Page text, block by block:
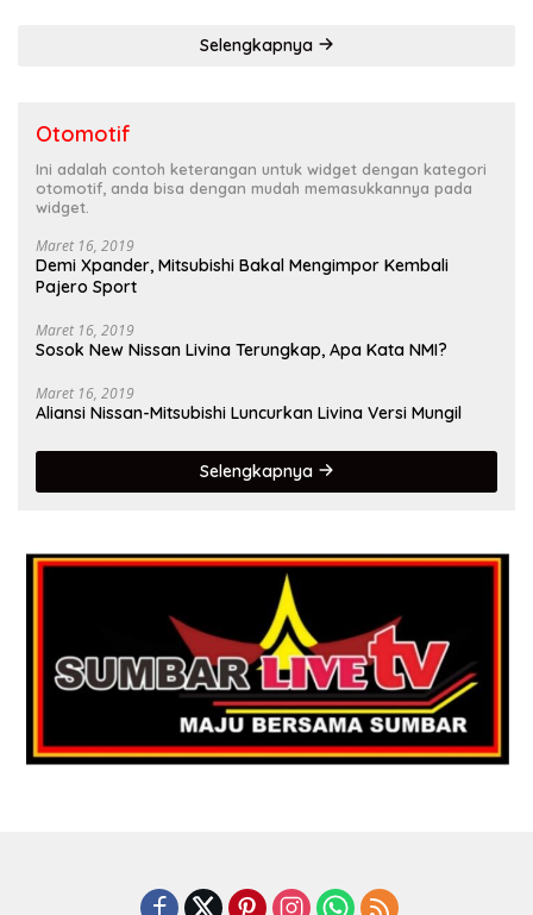
Selengkapnya
Otomotif
Ini adalah contoh keterangan untuk widget dengan kategori
otomotif, anda bisa dengan mudah memasukkannya pada
widget.
Maret 16, 2019
Demi Xpander, Mitsubishi Bakal Mengimpor Kembali
Pajero Sport
Maret 16, 2019
Sosok New Nissan Livina Terungkap, Apa Kata NMI?
Maret 16, 2019
Aliansi Nissan-Mitsubishi Luncurkan Livina Versi Mungil
Selengkapnya